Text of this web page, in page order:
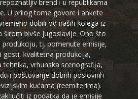
brend i u republikama
U prilog tome govore i ankete
dobili od naših kolega iz
širom bivše Jugoslavije. Ono što
produkciju, tj. pomenute emisije,
gosti, kvalitetna produkcija,
tehnika, vrhunska scenografija,
i poštovanje dobrih poslovnih
kućama (reemiterima).
iz podatka da je emisije